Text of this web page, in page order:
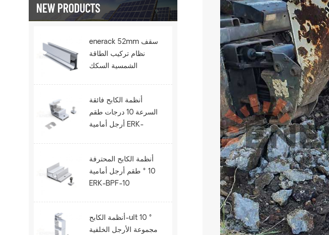
NEW PRODUCTS
enerack 52mm سقف
نظام تركيب الطاقة
الشمسية السكك
أنظمة الكابح فائقة
السرعة 10 درجات طقم
أرجل أمامية ERK-
أنظمة الكابح المحترفة
10 ° طقم أرجل أمامية
ERK-BPF-10
أنظمة الكابح-ult 10 °
مجموعة الأرجل الخلفية